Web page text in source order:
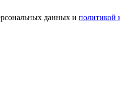
данных и политикой